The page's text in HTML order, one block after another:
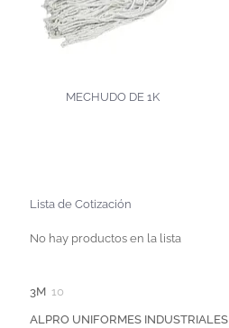
MECHUDO DE 1K
Lista de Cotización
No hay productos en la lista
3M 10
ALPRO UNIFORMES INDUSTRIALES